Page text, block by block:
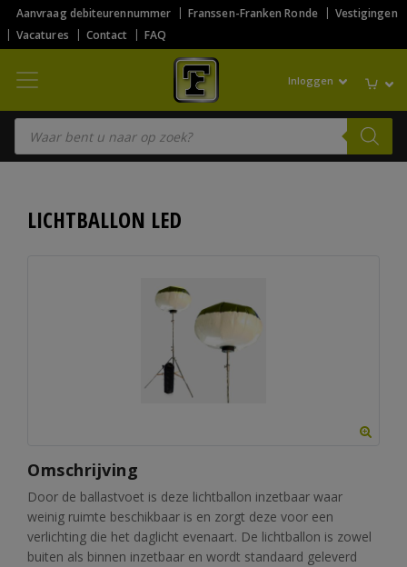
Aanvraag debiteurennummer Franssen-Franken Ronde
Vestigingen
Vacatures
Contact FAQ
Inloggen
Producten zoeken
LICHTBALLON LED
Omschrijving
Door de ballastvoet is deze lichtballon inzetbaar waar
weinig ruimte beschikbaar is en zorgt deze voor een
verlichting die het daglicht evenaart. De lichtballon is zowel
buiten als binnen inzetbaar en wordt standaard geleverd